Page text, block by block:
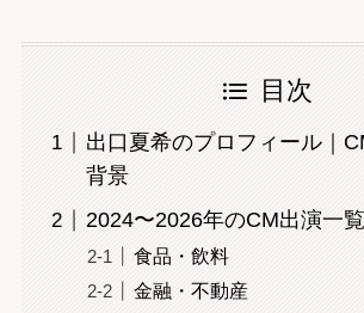
目次
出口夏希のプロフィール｜
背景
2024〜2026年のCM出演一覧
食品・飲料
金融・不動産